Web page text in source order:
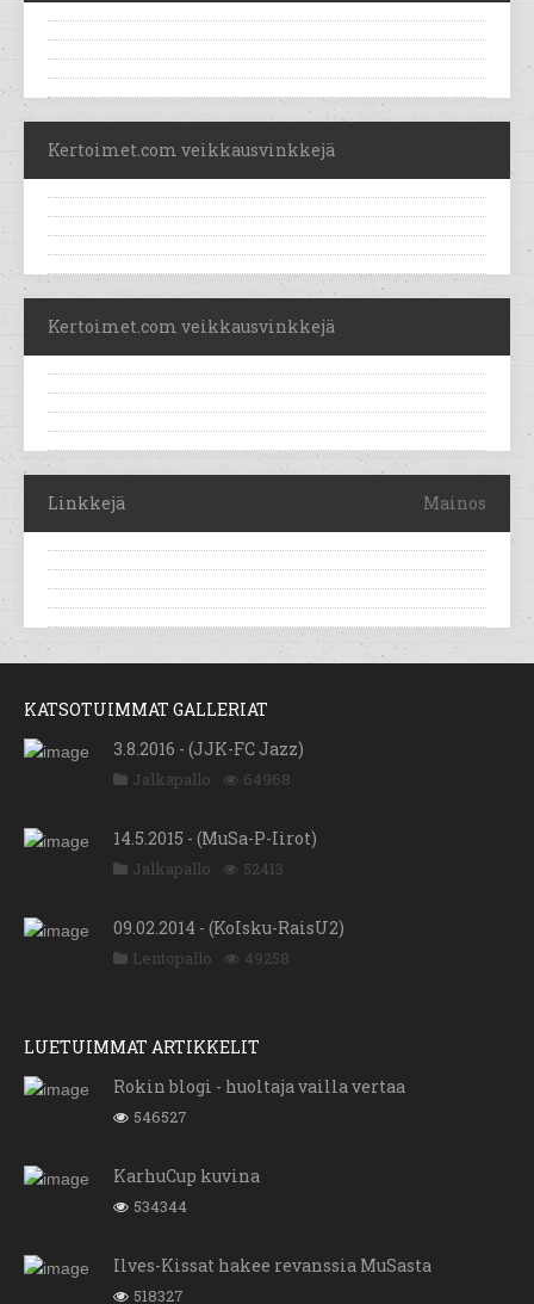
Kertoimet.com veikkausvinkkejä
Kertoimet.com veikkausvinkkejä
Linkkejä Mainos
KATSOTUIMMAT GALLERIAT
3.8.2016 - (JJK-FC Jazz)
Jalkapallo 64968
14.5.2015 - (MuSa-P-Iirot)
Jalkapallo 52413
09.02.2014 - (KoIsku-RaisU2)
Lentopallo 49258
LUETUIMMAT ARTIKKELIT
Rokin blogi - huoltaja vailla vertaa
546527
KarhuCup kuvina
534344
Ilves-Kissat hakee revanssia MuSasta
518327